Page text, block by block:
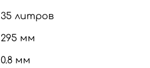
35 литров
295 мм
0.8 мм